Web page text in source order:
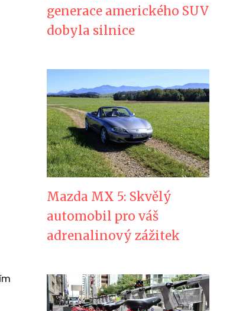
generace amerického SUV
dobyla silnice
Mazda MX 5: Skvělý
automobil pro váš
adrenalinový zážitek